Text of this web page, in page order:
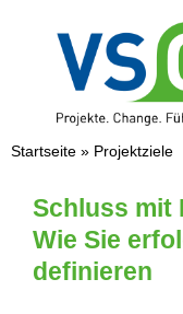
springen
VSC-Team
Mittelstand
Verwaltung
Startseite » Projektziele
Schluss mit
Wie Sie
definieren